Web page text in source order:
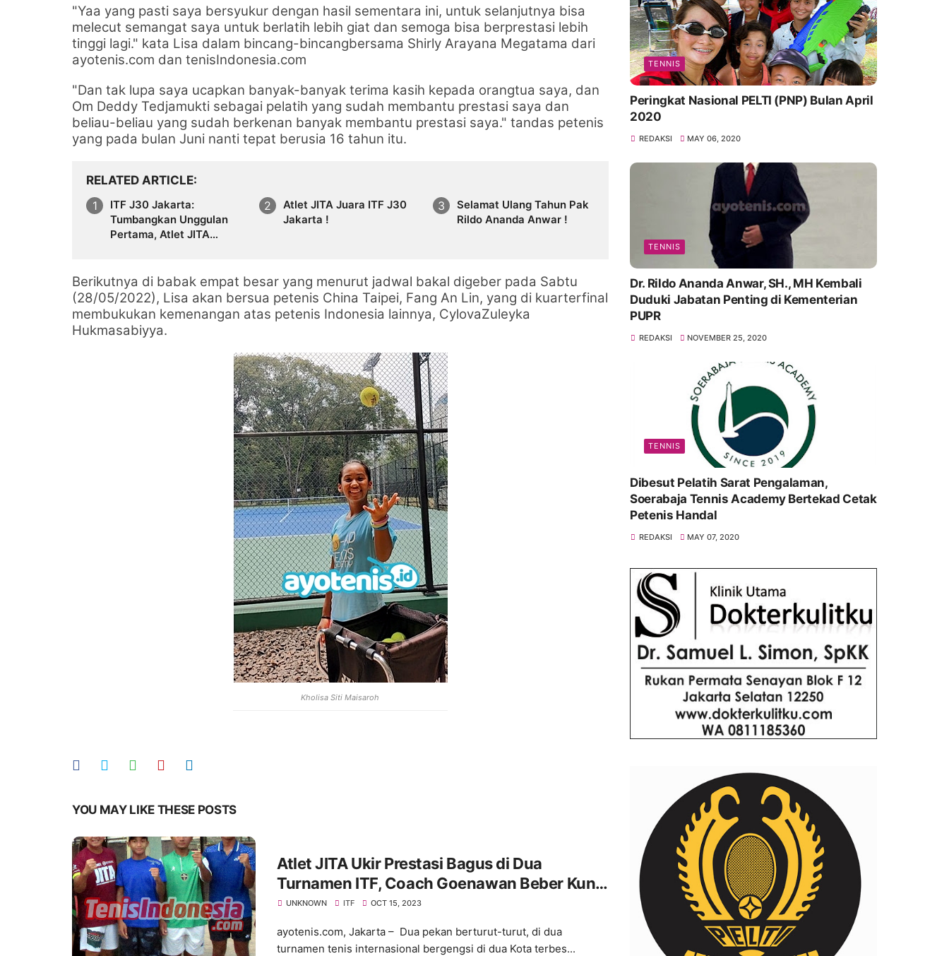
"Yaa yang pasti saya bersyukur dengan hasil sementara ini, untuk selanjutnya bisa
melecut semangat saya untuk berlatih lebih giat dan semoga bisa berprestasi lebih
tinggi lagi." kata Lisa dalam bincang-bincangbersama Shirly Arayana Megatama dari
ayotenis.com dan tenisIndonesia.com
"Dan tak lupa saya ucapkan banyak-banyak terima kasih kepada orangtua saya, dan
Om Deddy Tedjamukti sebagai pelatih yang sudah membantu prestasi saya dan
beliau-beliau yang sudah berkenan banyak membantu prestasi saya." tandas petenis
yang pada bulan Juni nanti tepat berusia 16 tahun itu.
RELATED ARTICLE
ITF J30 Jakarta:
Tumbangkan Unggulan
Pertama, Atlet JITA
Atlet JITA Juara ITF J30
Jakarta !
Selamat Ulang Tahun Pak
Rildo Ananda Anwar !
Berikutnya di babak empat besar yang menurut jadwal bakal digeber pada Sabtu
(28/05/2022), Lisa akan bersua petenis China Taipei, Fang An Lin, yang di kuarterfinal
membukukan kemenangan atas petenis Indonesia lainnya, CylovaZuleyka
Hukmasabiyya.
Kholisa Siti Maisaroh
YOU MAY LIKE THESE POSTS
Atlet JITA Ukir Prestasi Bagus di Dua
Turnamen ITF, Coach Goenawan Beber Kunci
Sukses
UNKNOWN ITF OCT 15, 2023
ayotenis.com, Jakarta – Dua pekan berturut-turut, di dua
turnamen tenis internasional bergengsi di dua Kota terbes...
TENNIS
Peringkat Nasional PELTI (PNP) Bulan April
2020
REDAKSI MAY 06, 2020
TENNIS
Dr. Rildo Ananda Anwar, SH., MH Kembali
Duduki Jabatan Penting di Kementerian
PUPR
REDAKSI NOVEMBER 25, 2020
TENNIS
Dibesut Pelatih Sarat Pengalaman,
Soerabaja Tennis Academy Bertekad Cetak
Petenis Handal
REDAKSI MAY 07, 2020